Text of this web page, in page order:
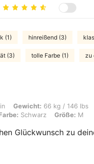
(1) hinreißend (3)
(3) tolle Farbe (1) zu
66 kg / 146 lbs, Hüften: 105
Gewicht: 66 kg / 146 lbs
Schwarz Größe: M
Glückwunsch zu